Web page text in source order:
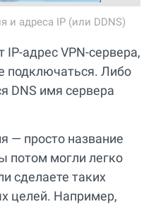
и адреса IP (или DDNS)
IP-адрес VPN-сервера,
подключаться. Либо
DNS имя сервера
— просто название
потом могли легко
сделаете таких
целей. Например,